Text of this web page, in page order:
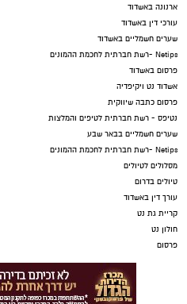
ארנונה באשדוד
עורכי דין באשדוד
שערים חשמליים באשדוד
Netips -רשת חברתית לחכמת ההמונים
פרסום באשדוד
אשדוד נט ויקיפדיה
פרסום כתבה שיווקית
נטיפס - רשת חברתית לטיפים והמלצות
שערים חשמליים בבאר שבע
Netips -רשת חברתית לחכמת ההמונים
מסלולים לטיולים
טיולים בדרום
עורך דין באשדוד
קריית גת נט
חולון נט
פרסום